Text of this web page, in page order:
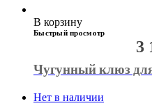
В корзину
Быстрый просмотр
Чугунный клюз
3
Нет в наличии